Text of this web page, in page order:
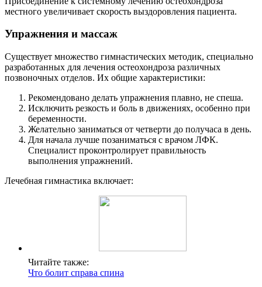
местного увеличивает скорость выздоровления пациента.
Упражнения и массаж
Существует множество гимнастических методик, специально
разработанных для лечения остеохондроза различных
позвоночных отделов. Их общие характеристики:
Рекомендовано делать упражнения плавно, не спеша.
Исключить резкость и боль в движениях, особенно при
беременности.
Желательно заниматься от четверти до получаса в день.
Для начала лучше позаниматься с врачом ЛФК.
Специалист проконтролирует правильность
выполнения упражнений.
Лечебная гимнастика включает:
Читайте также:
Что болит справа спина